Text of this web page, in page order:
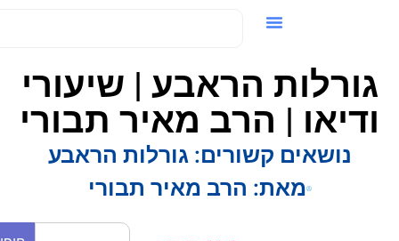
גורלות הראבע | שיעורי
ודיאו | הרב מאיר תבורי
נושאים קשורים: גורלות הראבע
מאת:הרב מאיר תבורי